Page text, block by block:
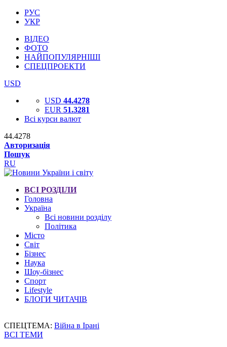
РУС
УКР
ВІДЕО
ФОТО
НАЙПОПУЛЯРНІШІ
СПЕЦПРОЕКТИ
USD
USD 44.4278
EUR 51.3281
Всі курси валют
44.4278
Авторизація
Пошук
RU
ВСІ РОЗДІЛИ
Головна
Україна
Всі новини розділу
Політика
Місто
Світ
Бізнес
Наука
Шоу-бізнес
Спорт
Lifestyle
БЛОГИ ЧИТАЧІВ
СПЕЦТЕМА: Війна в Ірані
ВСІ ТЕМИ